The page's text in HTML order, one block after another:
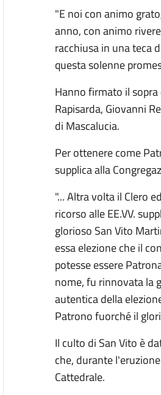
"E noi con animo
anno, con animo
racchiusa in una teca
questa solenne
Hanno firmato il
Rapisarda, Giovanni
di Mascalucia.
Per ottenere come
supplica alla
"... Altra volta il Clero
ricorso alle EE.VV.
glorioso San Vito
essa elezione che il
potesse essere
nome, fu rinnovata la
autentica della
Patrono fuorché il
Il culto di San Vito è
che, durante
Cattedrale.